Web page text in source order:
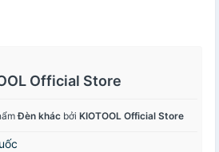
Official Store
Đèn khác bởi KIOTOOL Official Store